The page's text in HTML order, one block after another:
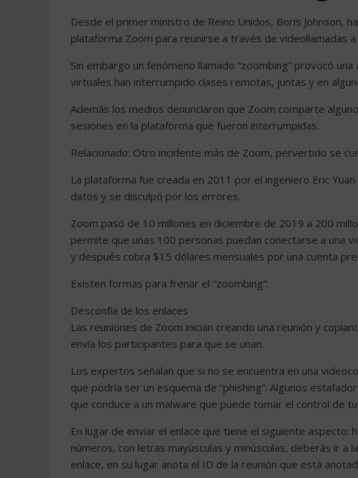
Desde el primer ministro de Reino Unidos, Boris Johnson,
plataforma Zoom para reunirse a través de videollamadas
Sin embargo un fenómeno llamado “zoombing” provocó
virtuales han interrumpido clases remotas, juntas y en
Además los medios denunciaron que Zoom comparte
sesiones en la plataforma que fueron interrumpidas.
Relacionado: Otro incidente más de Zoom, pervertido se
La plataforma fue creada en 2011 por el ingeniero Eric
datos y se disculpó por los errores.
Zoom pasó de 10 millones en diciembre de 2019 a 200
permite que unas 100 personas puedan conectarse a una
y después cobra $15 dólares mensuales por una cuenta
Existen formas para frenar el “zoombing“:
Desconfía de los enlaces
Las reuniones de Zoom inician creando una reunión y
envía los participantes para que se unan.
Los expertos señalan que si no se encuentra en una
que podría ser un esquema de “phishing”. Algunos
que conduce a un malware que puede tomar el control de
En lugar de enviar el enlace que tiene el siguiente
números, con letras mayúsculas y minúsculas, deberás ir
enlace, en su lugar anota el ID de la reunión que está